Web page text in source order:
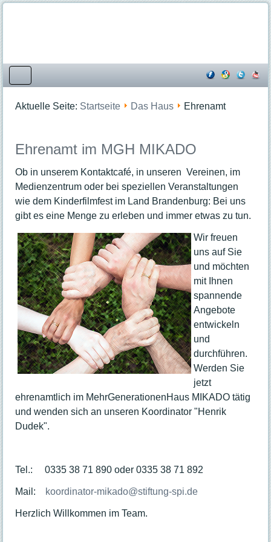
Beratungsangebote
Dienstleistungen
Mittagessen
Freizeit- und Familienangebote
Veranstaltungen & Kurse
Veranstaltungsübersicht
Kursplan
Ausstellungen
Das Haus
Leitbild
Das MIKADO in "Bild und Ton"
Geschichte
Akteure
Praktikum
Stellenangebote
Hausordnung
Entgeltordnung
Aktuelle Seite: Startseite Das Haus Ehrenamt
Ehrenamt im MGH MIKADO
Ob in unserem Kontaktcafé, in unseren Vereinen, im
Medienzentrum oder bei speziellen Veranstaltungen
wie dem Kinderfilmfest im Land Brandenburg: Bei uns
gibt es eine Menge zu erleben und immer etwas zu tun.
Wir freuen
uns auf Sie
und möchten
mit Ihnen
spannende
Angebote
entwickeln
und
durchführen.
Werden Sie
jetzt
ehrenamtlich im MehrGenerationenHaus MIKADO tätig
und wenden sich an unseren Koordinator "Henrik
Dudek".
Tel.: 0335 38 71 890 oder 0335 38 71 892
Mail: koordinator-mikado@stiftung-spi.de
Herzlich Willkommen im Team.